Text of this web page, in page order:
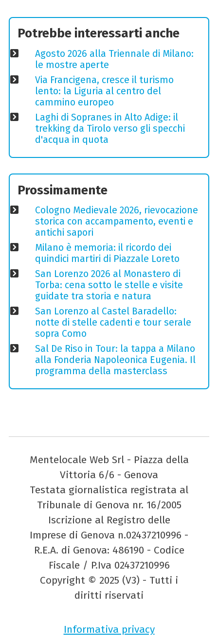
Potrebbe interessarti anche
Agosto 2026 alla Triennale di Milano:
le mostre aperte
Via Francigena, cresce il turismo
lento: la Liguria al centro del
cammino europeo
Laghi di Sopranes in Alto Adige: il
trekking da Tirolo verso gli specchi
d'acqua in quota
Prossimamente
Cologno Medievale 2026, rievocazione
storica con accampamento, eventi e
antichi sapori
Milano è memoria: il ricordo dei
quindici martiri di Piazzale Loreto
San Lorenzo 2026 al Monastero di
Torba: cena sotto le stelle e visite
guidate tra storia e natura
San Lorenzo al Castel Baradello:
notte di stelle cadenti e tour serale
sopra Como
Sal De Riso in Tour: la tappa a Milano
alla Fonderia Napoleonica Eugenia. Il
programma della masterclass
Mentelocale Web Srl - Piazza della
Vittoria 6/6 - Genova
Testata giornalistica registrata al
Tribunale di Genova nr. 16/2005
Iscrizione al Registro delle
Imprese di Genova n.02437210996 -
R.E.A. di Genova: 486190 - Codice
Fiscale / P.Iva 02437210996
Copyright © 2025 (V3) - Tutti i
diritti riservati
Informativa privacy